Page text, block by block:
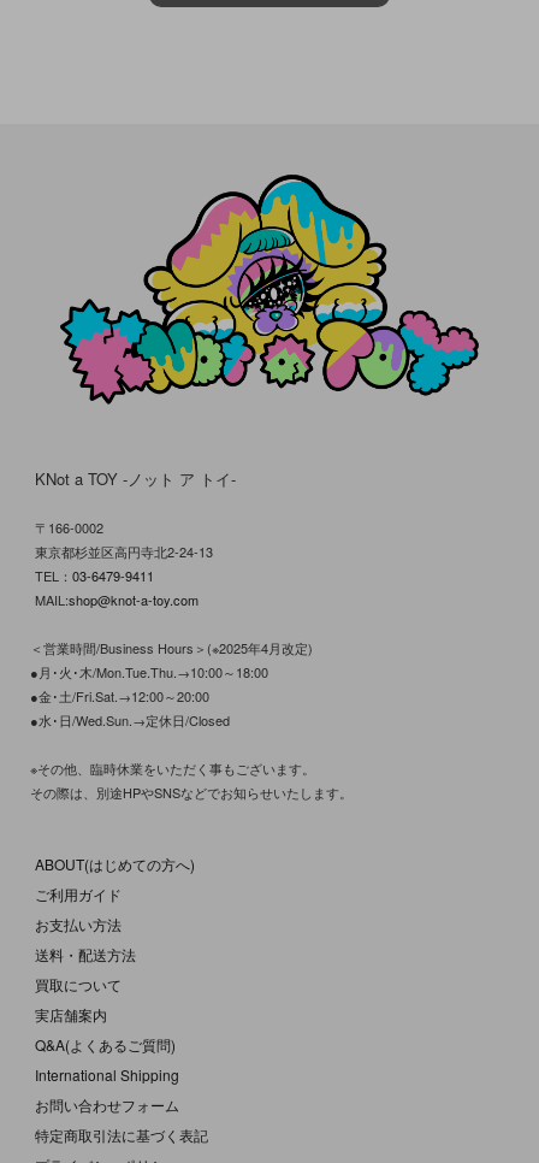
KNot a TOY -ノット ア トイ-
〒166-0002
東京都杉並区高円寺北2-24-13
TEL： 03-6479-9411
MAIL:shop@knot-a-toy.com
＜営業時間/Business Hours＞(※2025年4月改定)
●月･火･木/Mon.Tue.Thu.→10:00～18:00
●金･土/Fri.Sat.→12:00～20:00
●水･日/Wed.Sun.→定休日/Closed
※その他、臨時休業をいただく事もございます。
その際は、別途HPやSNSなどでお知らせいたします。
ABOUT(はじめての方へ)
ご利用ガイド
お支払い方法
送料・配送方法
買取について
実店舗案内
Q&A(よくあるご質問)
International Shipping
お問い合わせフォーム
特定商取引法に基づく表記